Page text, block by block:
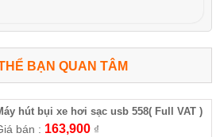
BẠN QUAN TÂM
hút bụi xe hơi sạc usb 558( Full VAT )
bán : 163,900₫